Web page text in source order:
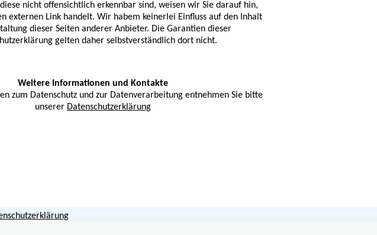
nicht offensichtlich erkennbar sind, weisen wir Sie darauf hin,
externen Link handelt. Wir habem keinerlei Einfluss auf den Inhalt
dieser Seiten anderer Anbieter. Die Garantien dieser
gelten daher selbstverständlich dort nicht.
Weitere Informationen und Kontakte
zum Datenschutz und zur Datenverarbeitung entnehmen Sie bitte
unserer Datenschutzerklärung